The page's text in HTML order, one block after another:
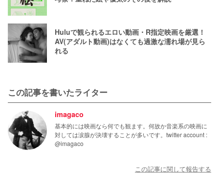
Huluで観られるエロい動画・R指定映画を厳選！
AV(アダルト動画)はなくても過激な濡れ場が見ら
れる
この記事を書いたライター
imagaco
基本的には映画なら何でも観ます。何故か音楽系の映画に
対しては涙腺が決壊することが多いです。twitter account :
@imagaco
この記事に関して報告する